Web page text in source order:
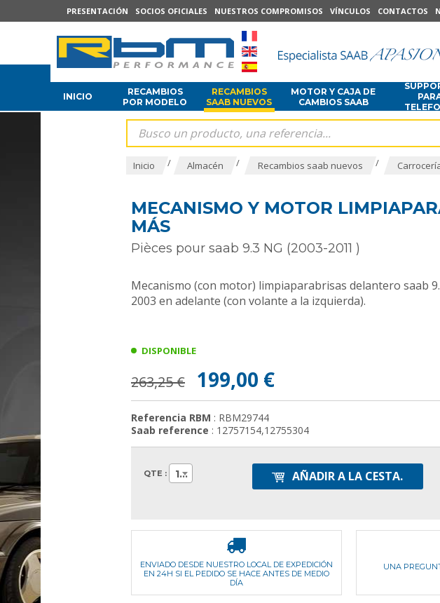
PRESENTACIÓN SOCIOS OFICIALES NUESTROS COMPROMISOS VÍNCULOS CONTACTOS
INICIO
RECAMBIOS
POR MODELO
RECAMBIOS
SAAB NUEVOS
MOTOR Y CAJA DE
CAMBIOS SAAB
Inicio / Almacén / Recambios saab nuevos /
MECANISMO Y MOTOR
MÁS
Pièces pour saab 9.3 NG (2003-2011 )
Mecanismo (con motor) limpiaparabrisas delantero saab
2003 en adelante (con volante a la izquierda).
DISPONIBLE
263,25 € 199,00 €
Referencia RBM : RBM29744
Saab reference : 12757154,12755304
QTE : 1 AÑADIR A LA CESTA.
ENVIADO DESDE NUESTRO LOCAL DE EXPEDICIÓN
EN 24H SI EL PEDIDO SE HACE ANTES DE MEDIO
DÍA
UNA